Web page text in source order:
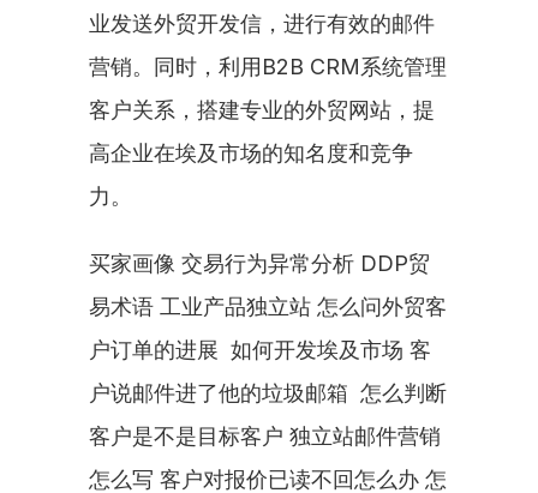
业发送外贸开发信，进行有效的邮件
营销。同时，利用B2B CRM系统管理
客户关系，搭建专业的外贸网站，提
高企业在埃及市场的知名度和竞争
力。
买家画像 交易行为异常分析 DDP贸
易术语 工业产品独立站 怎么问外贸客
户订单的进展  如何开发埃及市场 客
户说邮件进了他的垃圾邮箱  怎么判断
客户是不是目标客户 独立站邮件营销
怎么写 客户对报价已读不回怎么办 怎